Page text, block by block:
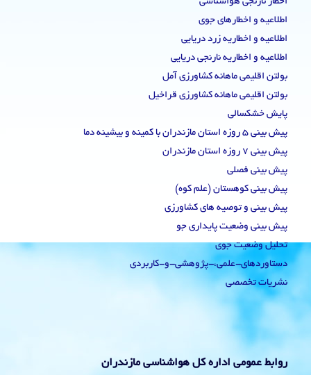
اطلاعیه و اخطارهای جوی
اطلاعیه و اخطاریه زرد دریایی
اطلاعیه و اخطاریه نارنجی دریایی
بولتن اقلیمی ماهانه کشاورزی آمل
بولتن اقلیمی ماهانه کشاورزی قراخیل
پایش خشکسالی
پیش بینی 5 روزه استان مازندران با کمینه و بیشینه دما
پیش بینی 7 روزه استان مازندران
پیش بینی فصلی
پیش بینی کوهستان (علم کوه)
پیش بینی و توصیه های کشاورزی
پیش بینی وضعیت پایداری جو
تحلیل وضعیت جوی
دستاوردهای-علمی،-پژوهشی-و-کاربردی
نشریات تخصصی
روابط عمومی اداره کل هواشناسی مازندران